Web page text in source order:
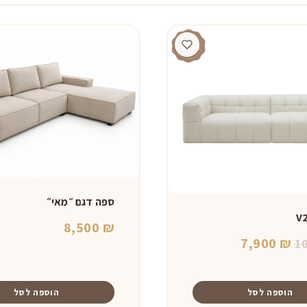
המחיר
היה:
7,900 ₪
הוא: הוספה לסל
ספה דגם ״מאי״
8,500 ₪
הוספה לסל